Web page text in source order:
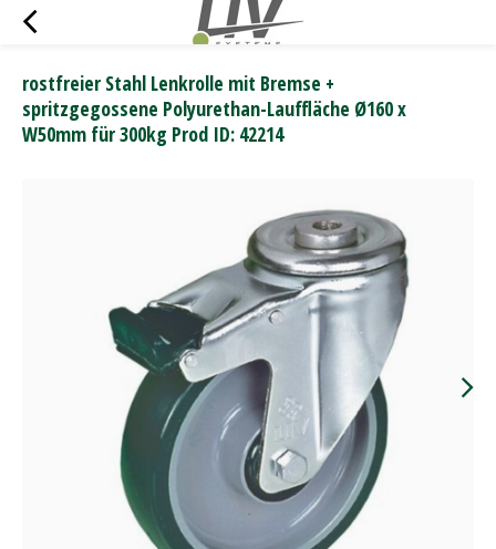
rostfreier Stahl Lenkrolle mit Bremse +
spritzgegossene Polyurethan-Lauffläche Ø160 x
W50mm für 300kg Prod ID: 42214